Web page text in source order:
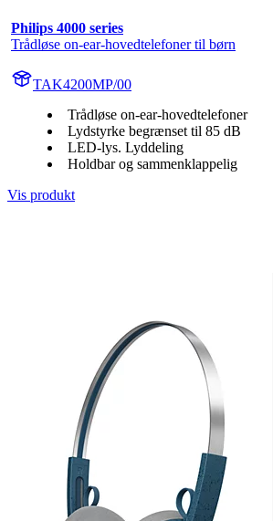
Philips 4000 series
Trådløse on-ear-hovedtelefoner til børn
TAK4200MP/00
Trådløse on-ear-hovedtelefoner
Lydstyrke begrænset til 85 dB
LED-lys. Lyddeling
Holdbar og sammenklappelig
Vis produkt